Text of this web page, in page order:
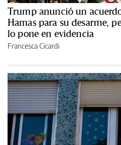
Trump anunció un
Hamas para su desarme,
lo pone en evidencia
Francesca Cicardi